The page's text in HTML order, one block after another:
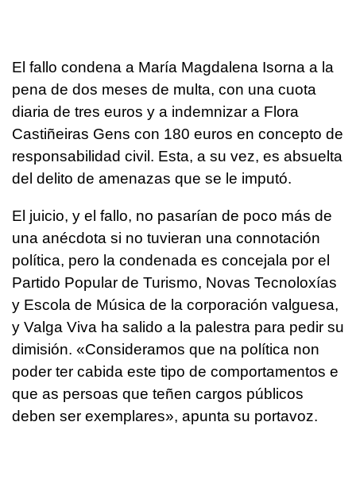
El fallo condena a María Magdalena Isorna a la
pena de dos meses de multa, con una cuota
diaria de tres euros y a indemnizar a Flora
Castiñeiras Gens con 180 euros en concepto de
responsabilidad civil. Esta, a su vez, es absuelta
del delito de amenazas que se le imputó.
El juicio, y el fallo, no pasarían de poco más de
una anécdota si no tuvieran una connotación
política, pero la condenada es concejala por el
Partido Popular de Turismo, Novas Tecnoloxías
y Escola de Música de la corporación valguesa,
y Valga Viva ha salido a la palestra para pedir su
dimisión. «Consideramos que na política non
poder ter cabida este tipo de comportamentos e
que as persoas que teñen cargos públicos
deben ser exemplares», apunta su portavoz.